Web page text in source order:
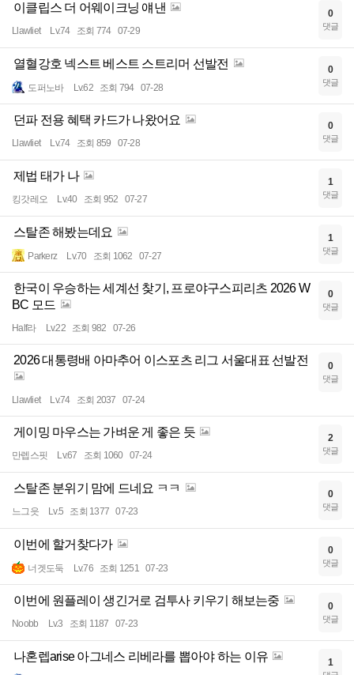
이클립스 더 어웨이크닝 얘낸
Llawliet Lv.74 조회 774 07-29
0
댓글
열혈강호 넥스트 베스트 스트리머 선발전
도퍼노바 Lv.62 조회 794 07-28
0
댓글
던파 전용 혜택 카드가 나왔어요
Llawliet Lv.74 조회 859 07-28
0
댓글
제법 태가 나
킹갓레오 Lv.40 조회 952 07-27
1
댓글
스탈존 해봤는데요
Parkerz Lv.70 조회 1062 07-27
1
댓글
한국이 우승하는 세계선 찾기, 프로야구스피리츠 2026 W
BC 모드
Half라 Lv.22 조회 982 07-26
0
댓글
2026 대통령배 아마추어 이스포츠 리그 서울대표 선발전
Llawliet Lv.74 조회 2037 07-24
0
댓글
게이밍 마우스는 가벼운 게 좋은 듯
만렙스핏 Lv.67 조회 1060 07-24
2
댓글
스탈존 분위기 맘에 드네요 ㅋㅋ
느그읏 Lv.5 조회 1377 07-23
0
댓글
이번에 할거찾다가
너겟도둑 Lv.76 조회 1251 07-23
0
댓글
이번에 원플레이 생긴거로 검투사 키우기 해보는중
Noobb Lv.3 조회 1187 07-23
0
댓글
나혼렙arise 아그네스 리베라를 뽑아야 하는 이유 1